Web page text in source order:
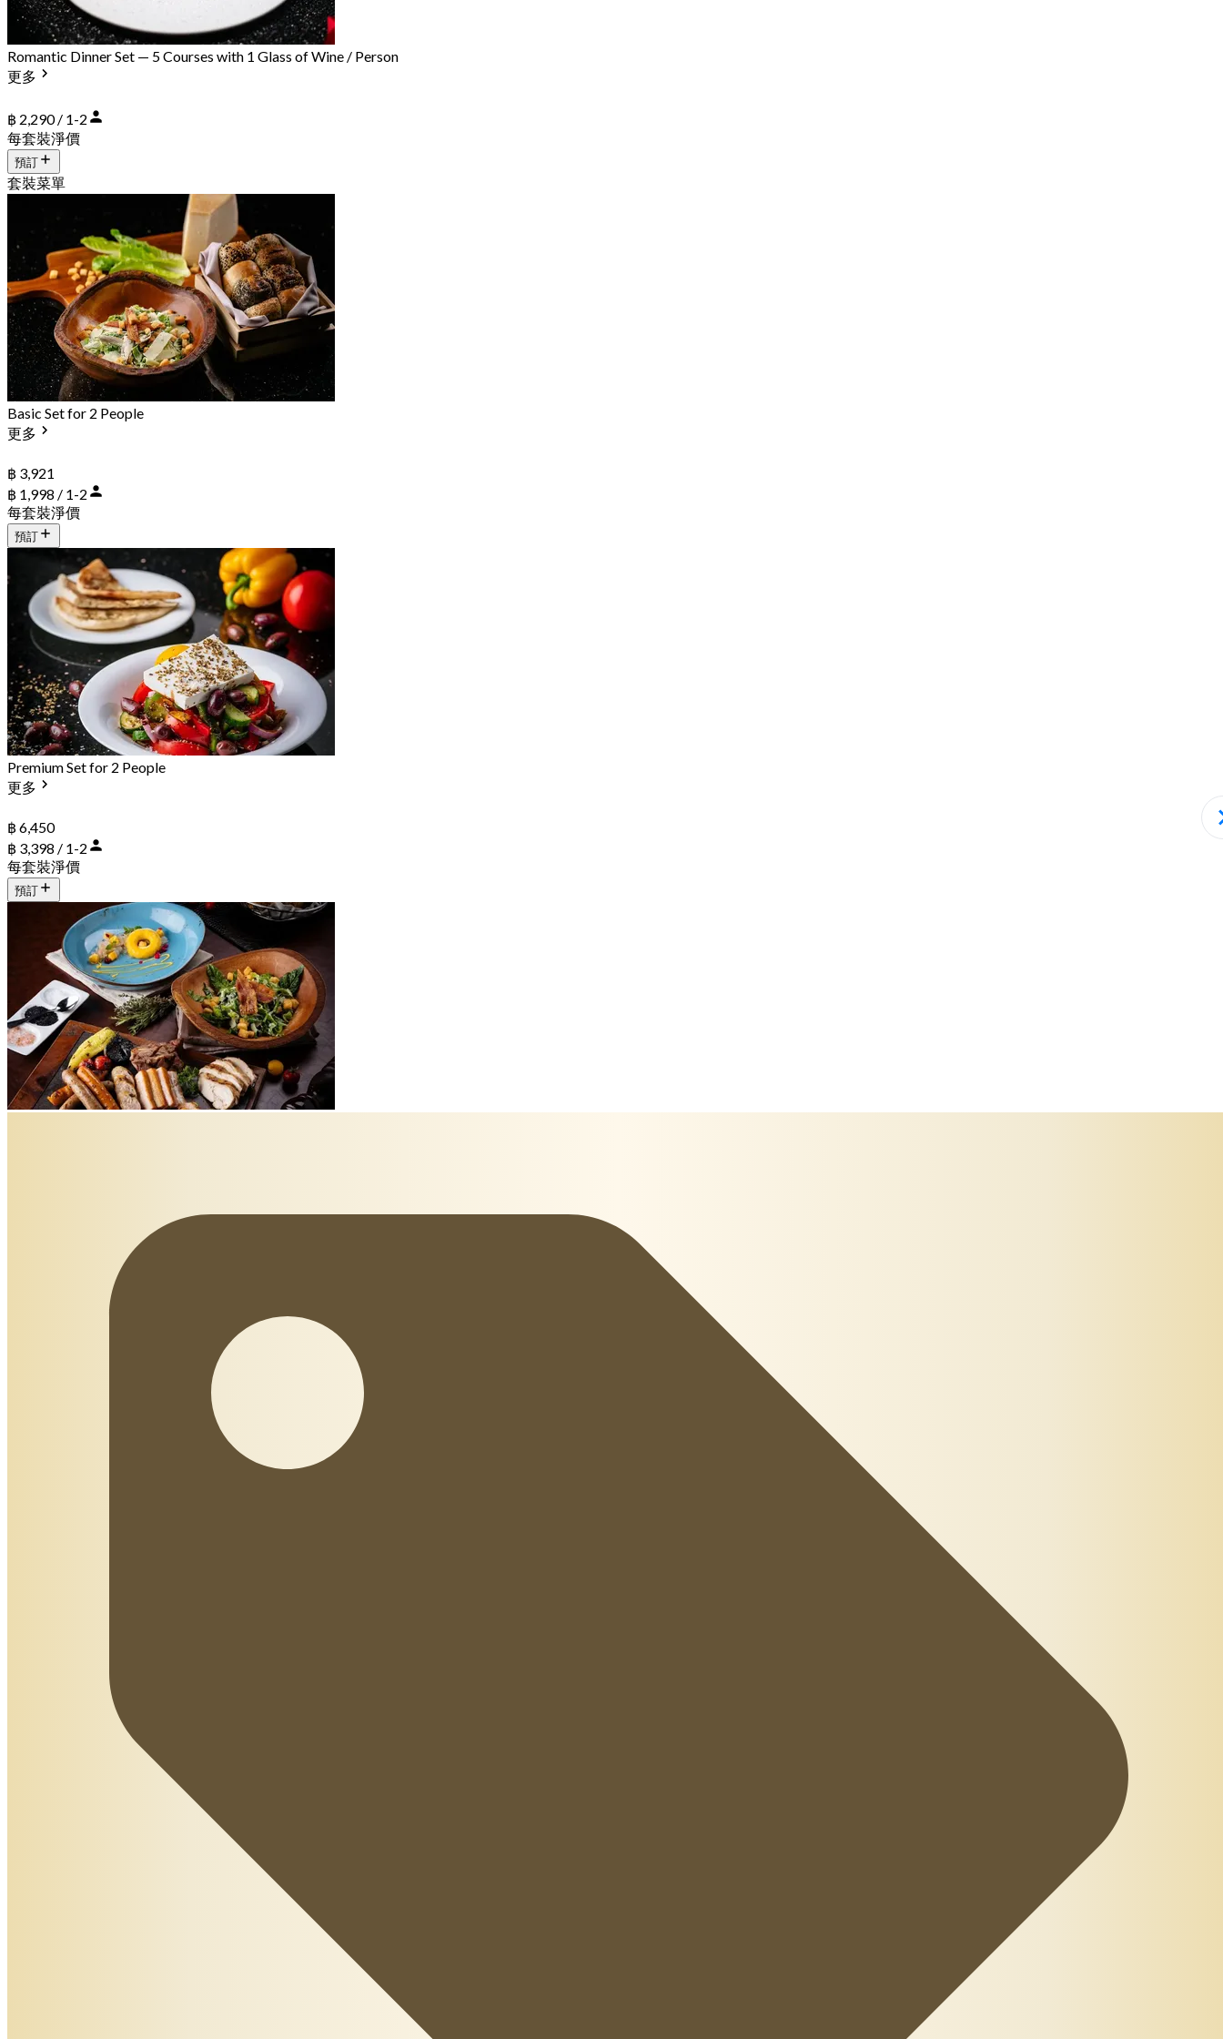
Romantic Dinner Set — 5 Courses with 1 Glass of Wine / Person
更多
฿ 2,290 / 1-2
每套裝淨價
預訂
套裝菜單
Basic Set for 2 People
更多
฿ 3,921
฿ 1,998 / 1-2
每套裝淨價
預訂
Premium Set for 2 People
更多
฿ 6,450
฿ 3,398 / 1-2
每套裝淨價
預訂